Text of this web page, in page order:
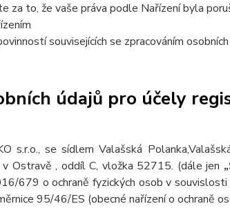
za to, že vaše práva podle Nařízení byla
souvisejících se zpracováním
údajů pro účely
s.r.o., se sídlem Valašská
Ostravě , oddíl C, vložka 52715. (dále jen
679 o ochraně fyzických osob v souvislosti
95/46/ES (obecné nařízení o ochraně